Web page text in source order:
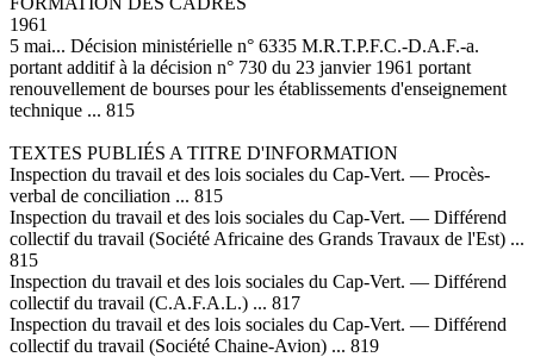
1961
5 mai... Décision ministérielle n° 6335 M.R.T.P.F.C.-D.A.F.-a.
portant additif à la décision n° 730 du 23 janvier 1961 portant
renouvellement de bourses pour les établissements d'enseignement
technique ... 815
TEXTES PUBLIÉS A TITRE D'INFORMATION
Inspection du travail et des lois sociales du Cap-Vert. — Procès-
verbal de conciliation ... 815
Inspection du travail et des lois sociales du Cap-Vert. — Différend
collectif du travail (Société Africaine des Grands Travaux de l'Est) ...
815
Inspection du travail et des lois sociales du Cap-Vert. — Différend
collectif du travail (C.A.F.A.L.) ... 817
Inspection du travail et des lois sociales du Cap-Vert. — Différend
collectif du travail (Société Chaine-Avion) ... 819